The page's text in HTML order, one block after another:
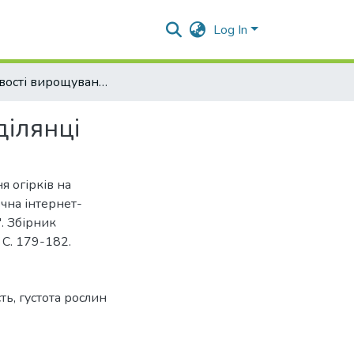
Log In
Особливості вирощування огірків на присадибній ділянці
огірків на
інтернет-
Збірник
С. 179-182.
, густота рослин